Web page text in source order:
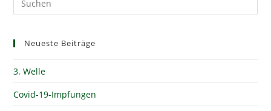
Neueste Beiträge
3. Welle
Covid-19-Impfungen